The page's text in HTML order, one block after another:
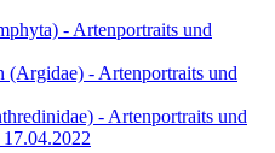
- Artenportraits und
(Argidae) - Artenportraits und
- Artenportraits und